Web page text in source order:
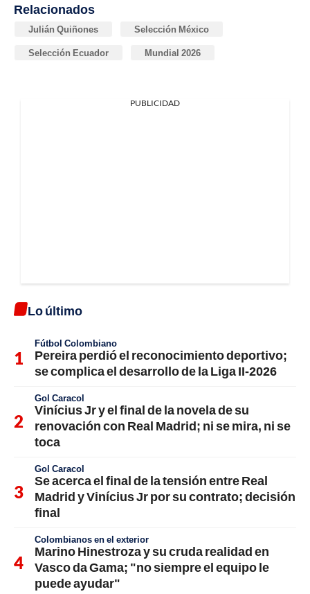
Relacionados
Julián Quiñones Selección México
Selección Ecuador Mundial 2026
PUBLICIDAD
Lo último
Fútbol Colombiano
Pereira perdió el reconocimiento deportivo;
se complica el desarrollo de la Liga II-2026
Gol Caracol
Vinícius Jr y el final de la novela de su
renovación con Real Madrid; ni se mira, ni se
toca
Gol Caracol
Se acerca el final de la tensión entre Real
Madrid y Vinícius Jr por su contrato; decisión
final
Colombianos en el exterior
Marino Hinestroza y su cruda realidad en
Vasco da Gama; "no siempre el equipo le
puede ayudar"